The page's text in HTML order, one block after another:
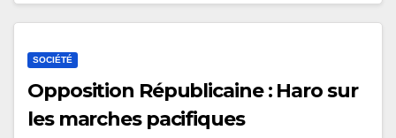
SOCIÉTÉ
Opposition Républicaine : Haro sur
les marches pacifiques